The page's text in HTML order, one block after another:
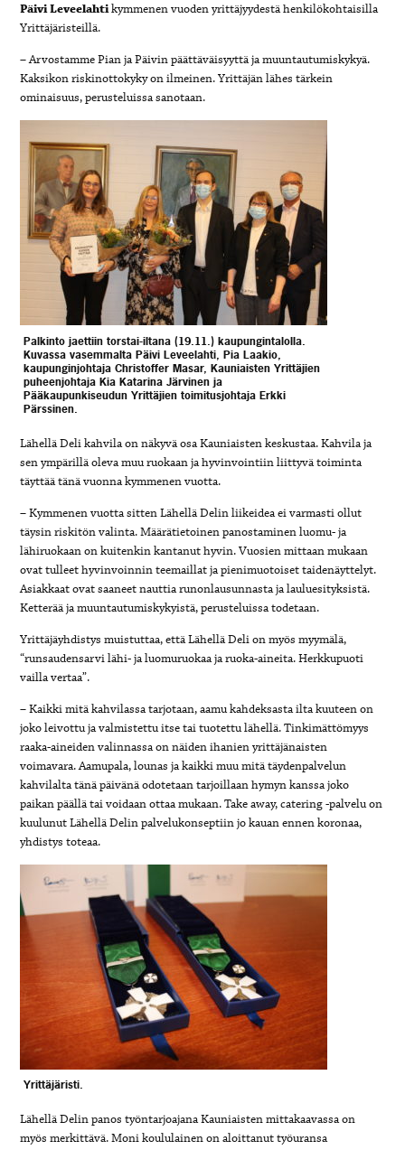
Päivi Leveelahtikymmenen vuoden yrittäjyydestä henkilökohtaisilla
Yrittäjäristeillä.
– Arvostamme Pian ja Päivin päättäväisyyttä ja muuntautumiskykyä.
Kaksikon riskinottokyky on ilmeinen. Yrittäjän lähes tärkein
ominaisuus, perusteluissa sanotaan.
Palkinto jaettiin torstai-iltana (19.11.) kaupungintalolla.
Kuvassa vasemmalta Päivi Leveelahti, Pia Laakio,
kaupunginjohtaja Christoffer Masar, Kauniaisten Yrittäjien
puheenjohtaja Kia Katarina Järvinen ja
Pääkaupunkiseudun Yrittäjien toimitusjohtaja Erkki
Pärssinen.
Lähellä Deli kahvila on näkyvä osa Kauniaisten keskustaa. Kahvila ja
sen ympärillä oleva muu ruokaan ja hyvinvointiin liittyvä toiminta
täyttää tänä vuonna kymmenen vuotta.
– Kymmenen vuotta sitten Lähellä Delin liikeidea ei varmasti ollut
täysin riskitön valinta. Määrätietoinen panostaminen luomu- ja
lähiruokaan on kuitenkin kantanut hyvin. Vuosien mittaan mukaan
ovat tulleet hyvinvoinnin teemaillat ja pienimuotoiset taidenäyttelyt.
Asiakkaat ovat saaneet nauttia runonlausunnasta ja lauluesityksistä.
Ketterää ja muuntautumiskykyistä, perusteluissa todetaan.
Yrittäjäyhdistys muistuttaa, että Lähellä Deli on myös myymälä,
“runsaudensarvi lähi- ja luomuruokaa ja ruoka-aineita. Herkkupuoti
vailla vertaa”.
– Kaikki mitä kahvilassa tarjotaan, aamu kahdeksasta ilta kuuteen on
joko leivottu ja valmistettu itse tai tuotettu lähellä. Tinkimättömyys
raaka-aineiden valinnassa on näiden ihanien yrittäjänaisten
voimavara. Aamupala, lounas ja kaikki muu mitä täydenpalvelun
kahvilalta tänä päivänä odotetaan tarjoillaan hymyn kanssa joko
paikan päällä tai voidaan ottaa mukaan. Take away, catering -palvelu on
kuulunut Lähellä Delin palvelukonseptiin jo kauan ennen koronaa,
yhdistys toteaa.
Yrittäjäristi.
Lähellä Delin panos työntarjoajana Kauniaisten mittakaavassa on
myös merkittävä. Moni koululainen on aloittanut työuransa